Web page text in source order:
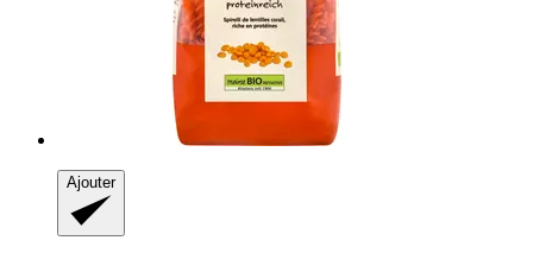
Ajouter